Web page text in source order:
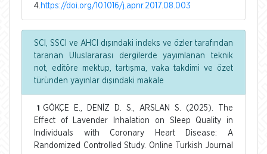
4. https://doi.org/10.1016/j.apnr.2017.08.003
SCI, SSCI ve AHCI dışındaki indeks ve özler tarafından
taranan Uluslararası dergilerde yayımlanan teknik
not, editöre mektup, tartışma, vaka takdimi ve özet
türünden yayınlar dışındaki makale
1
GÖKÇE E., DENİZ D. S., ARSLAN S. (2025). The
Effect of Lavender Inhalation on Sleep Quality in
Individuals with Coronary Heart Disease: A
Randomized Controlled Study. Online Turkish Journal